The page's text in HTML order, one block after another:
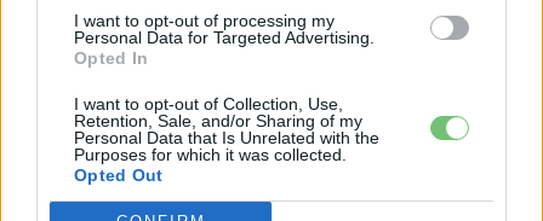
I want to opt-out of processing my
Personal Data for Targeted Advertising.
Opted In
I want to opt-out of Collection, Use,
Retention, Sale, and/or Sharing of my
Personal Data that Is Unrelated with the
Purposes for which it was collected.
Opted Out